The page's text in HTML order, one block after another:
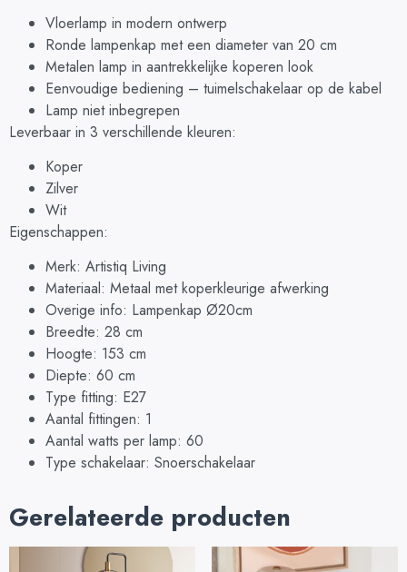
Vloerlamp in modern ontwerp
Ronde lampenkap met een diameter van 20 cm
Metalen lamp in aantrekkelijke koperen look
Eenvoudige bediening – tuimelschakelaar op de kabel
Lamp niet inbegrepen
Leverbaar in 3 verschillende kleuren:
Koper
Zilver
Wit
Eigenschappen:
Merk: Artistiq Living
Materiaal: Metaal met koperkleurige afwerking
Overige info: Lampenkap Ø20cm
Breedte: 28 cm
Hoogte: 153 cm
Diepte: 60 cm
Type fitting: E27
Aantal fittingen: 1
Aantal watts per lamp: 60
Type schakelaar: Snoerschakelaar
Gerelateerde producten